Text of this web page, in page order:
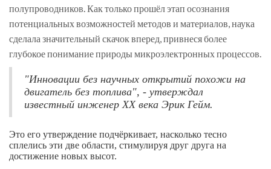
полупроводников. Как только прошёл этап осознания
потенциальных возможностей методов и материалов, наука
сделала значительный скачок вперед, привнеся более
глубокое понимание природы микроэлектронных процессов.
"Инновации без научных открытий похожи на
двигатель без топлива", - утверждал
известный инженер XX века Эрик Гейм.
Это его утверждение подчёркивает, насколько тесно
сплелись эти две области, стимулируя друг друга на
достижение новых высот.